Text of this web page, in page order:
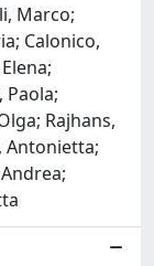
Marco;
Calonico,
Rajhans,
Antonietta;
Andrea;